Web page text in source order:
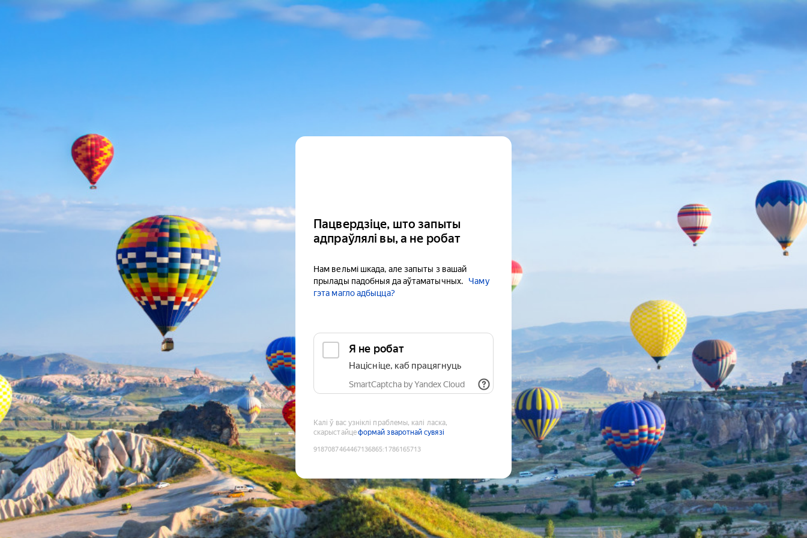
Пацвердзіце, што запыты
адпраўлялі вы, а не робат
Нам вельмі шкада, але запыты з вашай
прылады падобныя да аўтаматычных.
Чаму
гэта магло адбыцца?
Я не робат
Націсніце, каб працягнуць
SmartCaptcha by Yandex Cloud
Калі ў вас узніклі праблемы, калі ласка,
скарыстайцеформай зваротнай сувязі
9187087464467136865:1786165713